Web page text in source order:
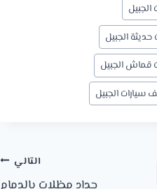
الجبيل
قماش الجبيل
سيارات الجبيل
التالي